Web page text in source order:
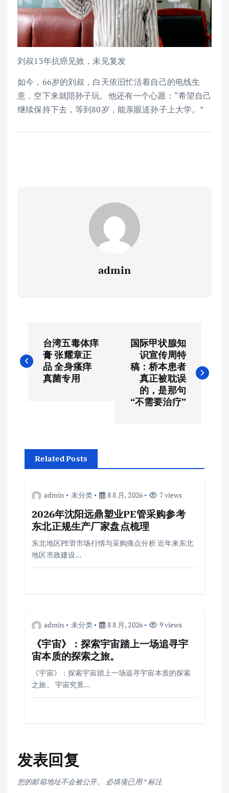
刘叔13年抗癌见效，未见复发
如今，66岁的刘叔，白天依旧忙活着自己的电线生
意，空下来就陪孙子玩。他还有一个心愿：“希望自己
继续保持下去，等到80岁，能亲眼送孙子上大学。”
admin
章
台湾五毒体痒
膏 张耀章正
品 全身瘙痒
真菌专用
国际甲状腺知
识宣传周特
稿：桥本患者
真正被耽误
的，是那句
“不需要治疗”
Related Posts
admin 未分类 8 8 月, 2026 7 views
2026年沈阳远鼎塑业PE管采购参考
东北正规生产厂家盘点梳理
东北地区PE管市场行情与采购痛点分析 近年来东北
地区市政建设…
admin 未分类 8 8 月, 2026 9 views
《宇宙》：探索宇宙踏上一场追寻宇
宙本质的探索之旅。
《宇宙》：探索宇宙踏上一场追寻宇宙本质的探索
之旅。 宇宙究竟…
发表回复
您的邮箱地址不会被公开。 必填项已用*标注